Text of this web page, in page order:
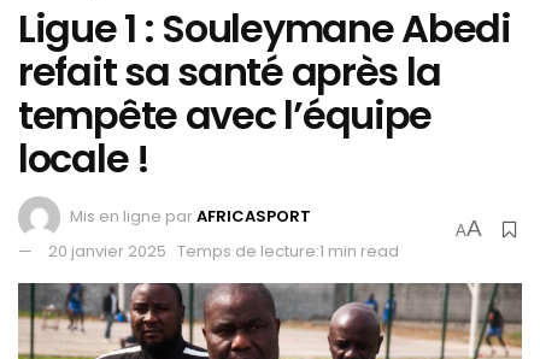
Ligue 1 : Souleymane Abedi
refait sa santé après la
tempête avec l’équipe
locale !
Mis en ligne parAFRICASPORT
20 janvier 2025 Temps de lecture:1 min read
AA